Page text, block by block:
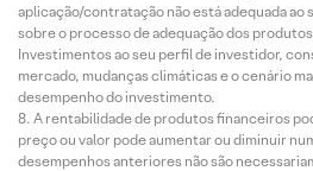
aplicação/contratação não está adequada ao
sobre o processo de adequação dos
Investimentos ao seu perfil de investidor,
mercado, mudanças climáticas e o cenário
desempenho do investimento.
A rentabilidade de produtos financeiros
preço ou valor pode aumentar ou diminuir
desempenhos anteriores não são